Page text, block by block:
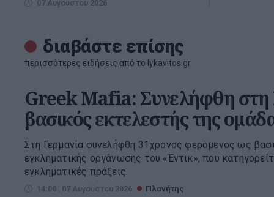
07 Αυγούστου 2026
διαβάστε επίσης
περισσότερες ειδήσεις από το lykavitos.gr
Greek Mafia: Συνελήφθη στη
βασικός εκτελεστής της
Στη Γερμανία συνελήφθη 31χρονος φερόμενος ως
εγκληματικής οργάνωσης του «Έντικ», που
εγκληματικές πράξεις.
14:00 | 07 Αυγούστου 2026 Πλανήτης